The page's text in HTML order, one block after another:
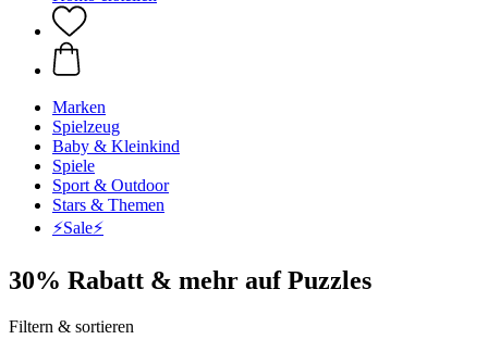
Marken
Spielzeug
Baby & Kleinkind
Spiele
Sport & Outdoor
Stars & Themen
⚡️Sale⚡️
30% Rabatt & mehr auf Puzzles
Filtern & sortieren